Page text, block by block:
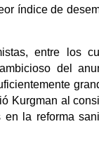
índice de
entre los
del
Kurgman al
en la reforma